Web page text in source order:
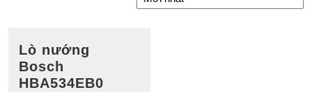
Lò nướng
Bosch
HBA534EB0